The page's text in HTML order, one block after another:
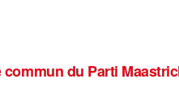
commun du Parti